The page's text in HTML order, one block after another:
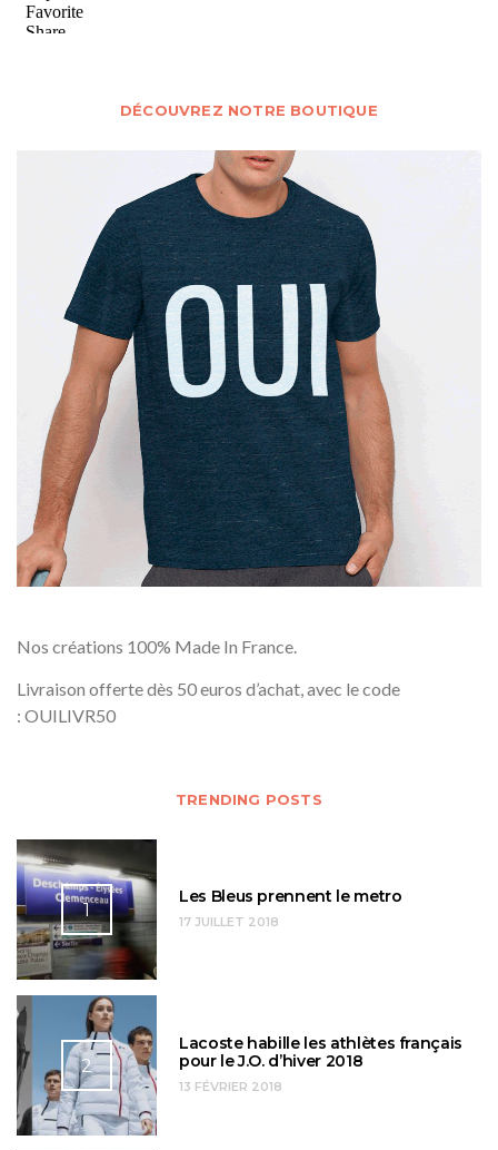
DÉCOUVREZ NOTRE BOUTIQUE
Nos créations 100% Made In France.
Livraison offerte dès 50 euros d’achat, avec le code
: OUILIVR50
TRENDING POSTS
1
Les Bleus prennent le metro
17 JUILLET 2018
2
Lacoste habille les athlètes français
pour le J.O. d’hiver 2018
13 FÉVRIER 2018